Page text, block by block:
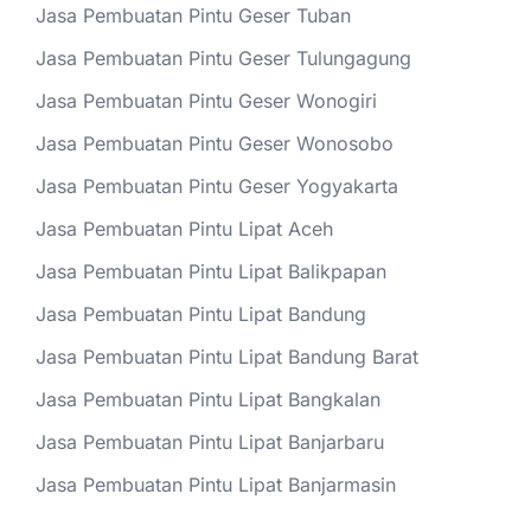
Jasa Pembuatan Pintu Geser Tuban
Jasa Pembuatan Pintu Geser Tulungagung
Jasa Pembuatan Pintu Geser Wonogiri
Jasa Pembuatan Pintu Geser Wonosobo
Jasa Pembuatan Pintu Geser Yogyakarta
Jasa Pembuatan Pintu Lipat Aceh
Jasa Pembuatan Pintu Lipat Balikpapan
Jasa Pembuatan Pintu Lipat Bandung
Jasa Pembuatan Pintu Lipat Bandung Barat
Jasa Pembuatan Pintu Lipat Bangkalan
Jasa Pembuatan Pintu Lipat Banjarbaru
Jasa Pembuatan Pintu Lipat Banjarmasin